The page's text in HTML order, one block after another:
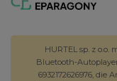
HURTEL sp. z o.o.
Bluetooth-
6932172626976,